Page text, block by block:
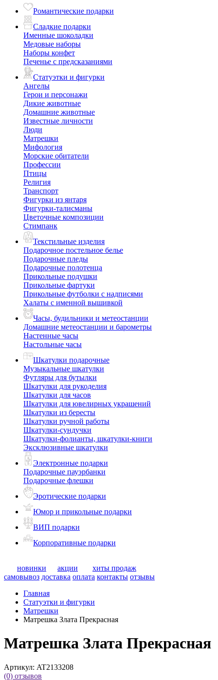
Романтические подарки
Сладкие подарки
Именные шоколадки
Медовые наборы
Наборы конфет
Печенье с предсказаниями
Статуэтки и фигурки
Ангелы
Герои и персонажи
Дикие животные
Домашние животные
Известные личности
Люди
Матрешки
Мифология
Морские обитатели
Профессии
Птицы
Религия
Транспорт
Фигурки из янтаря
Фигурки-талисманы
Цветочные композиции
Стимпанк
Текстильные изделия
Подарочное постельное белье
Подарочные пледы
Подарочные полотенца
Прикольные подушки
Прикольные фартуки
Прикольные футболки с надписями
Халаты с именной вышивкой
Часы, будильники и метеостанции
Домашние метеостанции и барометры
Настенные часы
Настольные часы
Шкатулки подарочные
Музыкальные шкатулки
Футляры для бутылки
Шкатулки для рукоделия
Шкатулки для часов
Шкатулки для ювелирных украшений
Шкатулки из бересты
Шкатулки ручной работы
Шкатулки-сундучки
Шкатулки-фолианты, шкатулки-книги
Эксклюзивные шкатулки
Электронные подарки
Подарочные пауэрбанки
Подарочные флешки
Эротические подарки
Юмор и прикольные подарки
ВИП подарки
Корпоративные подарки
новинки акции
хиты продаж
самовывоз доставка оплата контакты отзывы
Главная
Статуэтки и фигурки
Матрешки
Матрешка Злата Прекрасная
Матрешка Злата Прекрасная
Артикул: AT2133208
(0) отзывов